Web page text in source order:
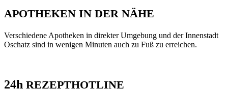
APOTHEKEN IN DER NÄHE
Ver­schie­de­ne Apo­the­ken in direk­ter Umge­bung und der Innen­stadt
Oschatz sind in weni­gen Minu­ten auch zu Fuß zu erreichen.
24h REZEPTHOTLINE